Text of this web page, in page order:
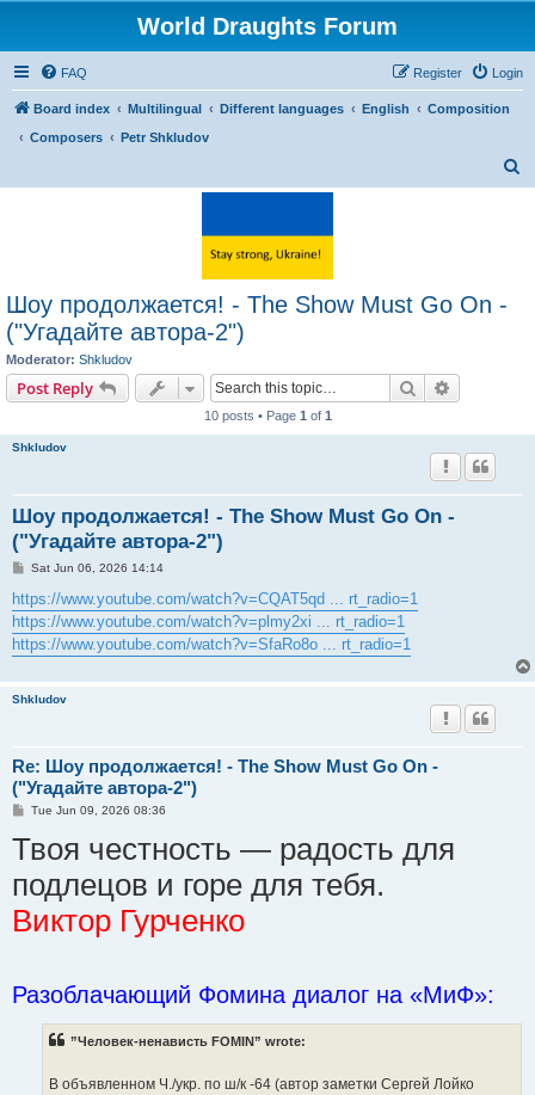
World Draughts Forum
FAQ Login
Register
Board index Multilingual Different languages English
Composition
Composers
Petr Shkludov
Шоу продолжается! - The Show Must Go On -
("Угадайте автора-2")
Moderator: Shkludov
Post Reply Search
10 posts • Page 1of 1
Shkludov
Шоу продолжается! - The Show Must Go On -
("Угадайте автора-2")
P
s
t
Sat Jun 06, 2026 14:14
https://www.youtube.com/watch?v=CQAT5qd ... rt_radio=1
https://www.youtube.com/watch?v=plmy2xi ... rt_radio=1
https://www.youtube.com/watch?v=SfaRo8o ... rt_radio=1
Shkludov
Re: Шоу продолжается! - The Show Must Go On -
("Угадайте автора-2")
P
s
Tue Jun 09, 2026 08:36
Твоя честность — радость для
подлецов и горе для тебя.
Виктор Гурченко
Разоблачающий Фомина диалог на «МиФ»:
”Человек-ненависть FOMIN” wrote:
В объявленном Ч./укр. по ш/к -64 (автор заметки Сергей Лойко